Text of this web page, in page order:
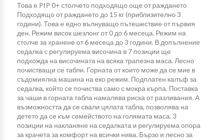
Това е PIP 0+ столчето подходящо още от раждането
Подходящо от раждането до 15 кг (приблизително 3
години). Това е едно вълнуващо пътешествие от първия
ден. Режим висок шезлонг от 0 до 6 месеца. Режим на
столче за хранене от 6 месеца до 3 години. В допълнение
седалка с регулируема височина в 7 позиции ще
подхожда на височината на всяка трапезна маса. Лесно
почистващи се табли. Горната от които може да се мие в
съдомиялна машина на еко режим. Подплатен калъф за
седалка, който се почиства само с мокра кърпа. Поставка
за чаши в горната табла намалява риска от разливания. А
възможността да се свали цялата табла, позволява на
детето да се към семейството на голямата маса. 3
позиции на накланяне на седалката и регулируема опора
за крачета за комфорт на всички нива. Бързо и лесно за